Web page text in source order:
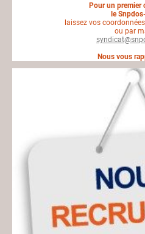
Pour un premier
le
laissez vos
ou par
Nous vous